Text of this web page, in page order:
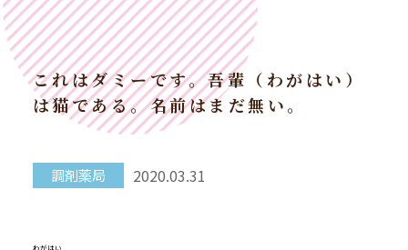
これはダミーです。吾輩（わがはい）
は猫である。名前はまだ無い。
2020.03.31
調剤薬局